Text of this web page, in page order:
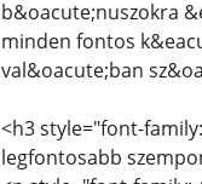
b&oacute;nuszokra
minden fontos
val&oacute;ban
<h3 style="font-
legfontosabb